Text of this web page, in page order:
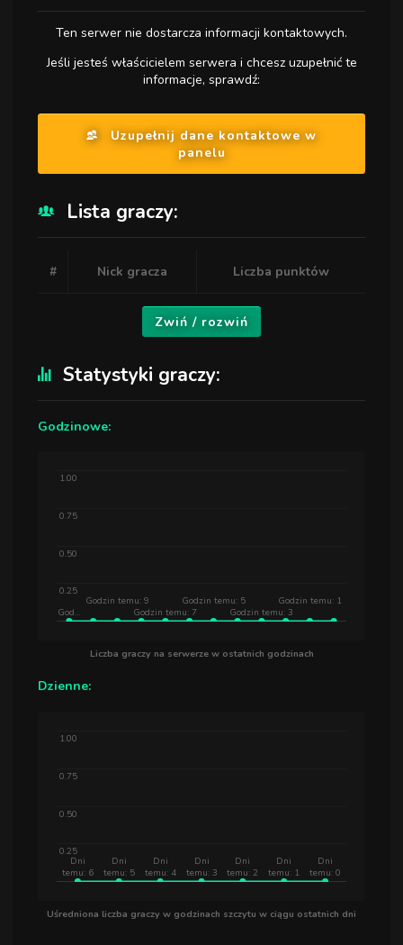
Ten serwer nie dostarcza informacji kontaktowych.
Jeśli jesteś właścicielem serwera i chcesz uzupełnić te
informacje, sprawdź:
Uzupełnij dane kontaktowe w
panelu
Lista graczy:
# Nick gracza Liczba punktów
Zwiń / rozwiń
Statystyki graczy:
Godzinowe:
God…
Godzin temu: 9
Godzin temu: 7
Godzin temu: 5
Godzin temu: 3
Godzin temu: 1
0.25
0.50
0.75
1.00
Liczba graczy na serwerze w ostatnich godzinach
Dzienne:
temu: 6
Dni
temu: 5
Dni
temu: 4
Dni
temu: 3
Dni
temu: 2
Dni
temu: 1
Dni
temu: 0
Dni
0.25
0.50
0.75
1.00
Uśredniona liczba graczy w godzinach szczytu w ciągu ostatnich dni